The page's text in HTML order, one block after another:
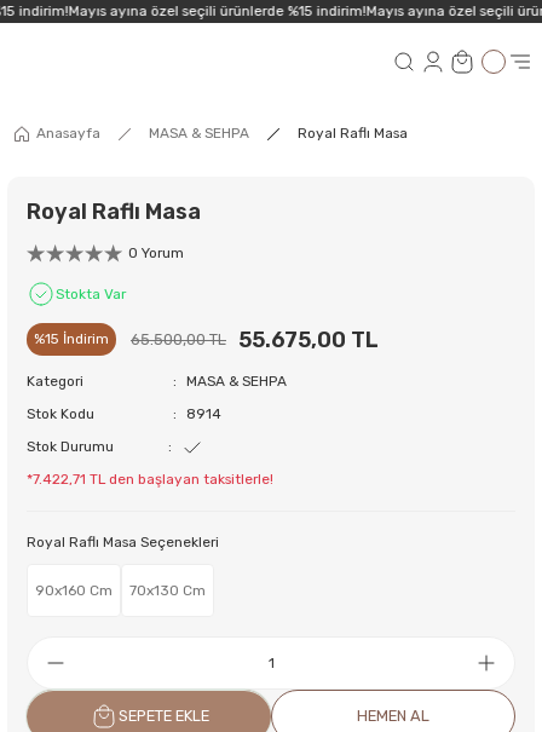
indirim!Mayıs ayına özel seçili ürünlerde %15 indirim!Mayıs ayına özel seçili
Anasayfa MASA & SEHPA Royal Raflı Masa
Royal Raflı Masa
0 Yorum
Stokta Var
%15 İndirim 65.500,00 TL 55.675,00 TL
Kategori
MASA & SEHPA
Stok Kodu
8914
Stok Durumu
*7.422,71 TL den başlayan taksitlerle!
Royal Raflı Masa Seçenekleri
90x160 Cm 70x130 Cm
SEPETE EKLE HEMEN AL